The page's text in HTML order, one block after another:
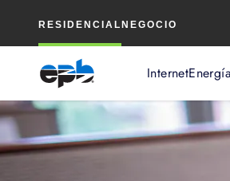
RESIDENCIAL NEGOCIO
Internet
principal